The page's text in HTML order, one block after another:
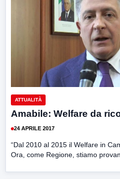
ATTUALITÀ
Amabile: Welfare da
24 APRILE 2017
“Dal 2010 al 2015 il Welfare in
Ora, come Regione, stiamo